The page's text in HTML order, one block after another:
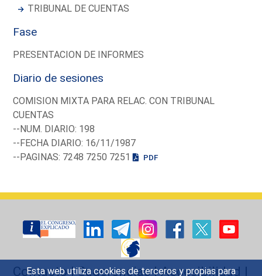
Esta web utiliza cookies de terceros y propias para
TRIBUNAL DE CUENTAS
Fase
PRESENTACION DE INFORMES
Diario de sesiones
COMISION MIXTA PARA RELAC. CON TRIBUNAL
CUENTAS
--NUM. DIARIO: 198
--FECHA DIARIO: 16/11/1987
--PAGINAS: 7248 7250 7251
PDF
Contacto|Sugerencias|Accesibilidad |